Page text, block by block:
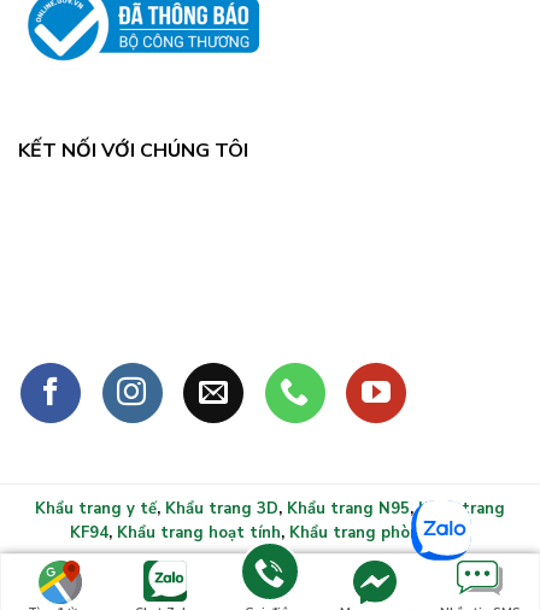
KẾT NỐI VỚI CHÚNG TÔI
Khẩu trang y tế, Khẩu trang 3D, Khẩu trang N95,Khẩu trang
KF94, Khẩu trang hoạt tính, Khẩu trang phòng sạch
Copyright 2026 ©Khẩu trang y tế xlmask.vn - Bảo vệ sức
khỏe mọi gia đình